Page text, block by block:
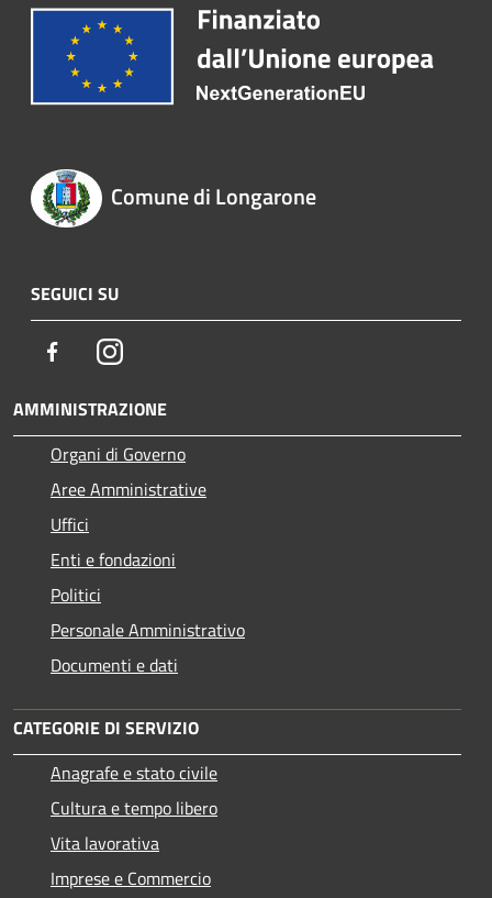
Comune di Longarone
SEGUICI SU
FacebookInstagram
AMMINISTRAZIONE
Organi di Governo
Aree Amministrative
Uffici
Enti e fondazioni
Politici
Personale Amministrativo
Documenti e dati
CATEGORIE DI SERVIZIO
Anagrafe e stato civile
Cultura e tempo libero
Vita lavorativa
Imprese e Commercio